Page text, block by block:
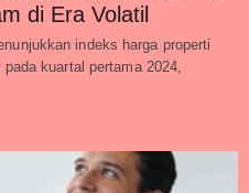
di Era Volatil
indeks harga properti
kuartal pertama 2024,